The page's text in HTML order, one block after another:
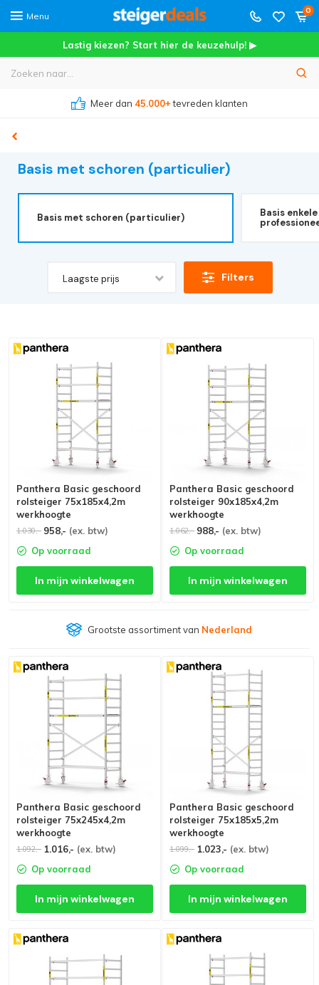
Menu
0
Lastig kiezen? Start hier de keuzehulp! ▶
Meer dan 45.000+tevreden klanten
Basis met schoren (particulier)
Basis met schoren (particulier)
Basis
Laagste prijs Filters
Panthera Basic geschoord
rolsteiger 75x185x4,2m
werkhoogte
1.030,- 958,- (ex. btw)
Op voorraad
In mijn winkelwagen
Panthera Basic geschoord
rolsteiger 90x185x4,2m
werkhoogte
1.062,- 988,- (ex. btw)
Op voorraad
In mijn winkelwagen
Grootste assortiment van Nederland
Panthera Basic geschoord
rolsteiger 75x245x4,2m
werkhoogte
1.092,- 1.016,- (ex. btw)
Op voorraad
In mijn winkelwagen
Panthera Basic geschoord
rolsteiger 75x185x5,2m
werkhoogte
1.099,- 1.023,- (ex. btw)
Op voorraad
In mijn winkelwagen